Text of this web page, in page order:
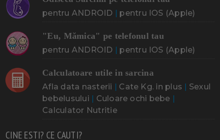
pentru ANDROID | pentru IOS (Apple)
"Eu, Mămica" pe telefonul tau
pentru ANDROID | pentru IOS (Apple)
Calculatoare utile in sarcina
Afla data nasterii | Cate Kg. in plus | Sexul
bebelusului | Culoare ochi bebe |
Calculator Nutritie
CINE ESTI? CE CAUTI?